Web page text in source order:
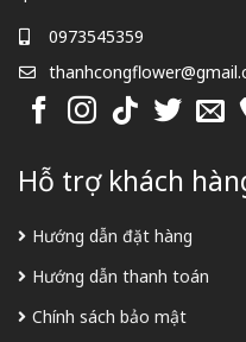
0973545359
Hỗ trợ khách
Hướng dẫn đặt hàng
Hướng dẫn thanh toán
Chính sách bảo mật